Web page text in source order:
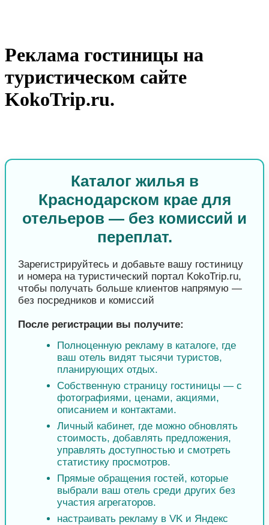
Реклама гостиницы на
туристическом сайте
KokoTrip.ru.
Каталог жилья в
Краснодарском крае для
отельеров — без комиссий и
переплат.
Зарегистрируйтесь и добавьте вашу гостиницу
и номера на туристический портал KokoTrip.ru,
чтобы получать больше клиентов напрямую —
без посредников и комиссий
После регистрации вы получите:
Полноценную рекламу в каталоге, где
ваш отель видят тысячи туристов,
планирующих отдых.
Собственную страницу гостиницы — с
фотографиями, ценами, акциями,
описанием и контактами.
Личный кабинет, где можно обновлять
стоимость, добавлять предложения,
управлять доступностью и смотреть
статистику просмотров.
Прямые обращения гостей, которые
выбрали ваш отель среди других без
участия агрегаторов.
настраивать рекламу в VK и Яндекс